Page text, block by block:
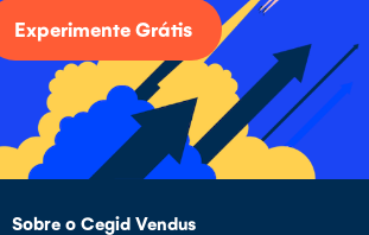
Experimente Grátis
Sobre o Cegid Vendus